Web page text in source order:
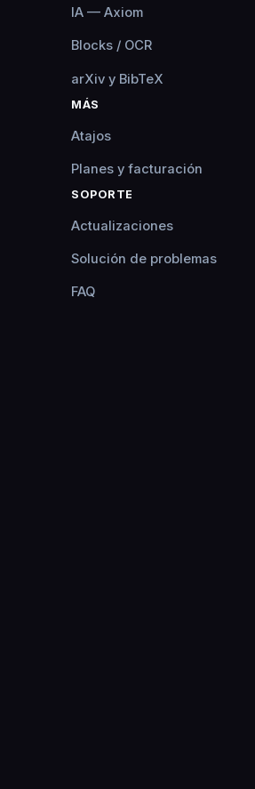
IA — Axiom
Blocks / OCR
arXiv y BibTeX
MÁS
Atajos
Planes y facturación
SOPORTE
Actualizaciones
Solución de problemas
FAQ